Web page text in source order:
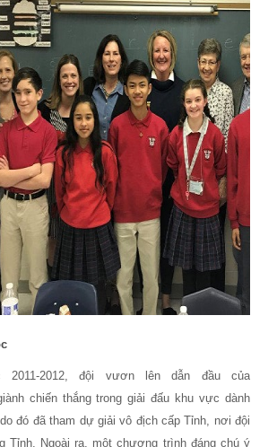
2011-2012, đội vươn lên dẫn đầu của
chiến thắng trong giải đấu khu vực dành
đó đã tham dự giải vô địch cấp Tỉnh, nơi đội
Tỉnh. Ngoài ra, một chương trình đáng chú ý